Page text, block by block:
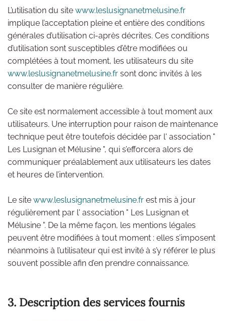
L’utilisation du site www.leslusignanetmelusine.fr
implique l’acceptation pleine et entière des conditions
générales d’utilisation ci-après décrites. Ces conditions
d’utilisation sont susceptibles d’être modifiées ou
complétées à tout moment, les utilisateurs du site
www.leslusignanetmelusine.fr sont donc invités à les
consulter de manière régulière.
Ce site est normalement accessible à tout moment aux
utilisateurs. Une interruption pour raison de maintenance
technique peut être toutefois décidée par l' association "
Les Lusignan et Mélusine ", qui s’efforcera alors de
communiquer préalablement aux utilisateurs les dates
et heures de l’intervention.
Le site www.leslusignanetmelusine.fr est mis à jour
régulièrement par l' association " Les Lusignan et
Mélusine ". De la même façon, les mentions légales
peuvent être modifiées à tout moment : elles s’imposent
néanmoins à l’utilisateur qui est invité à s’y référer le plus
souvent possible afin d’en prendre connaissance.
3. Description des services fournis